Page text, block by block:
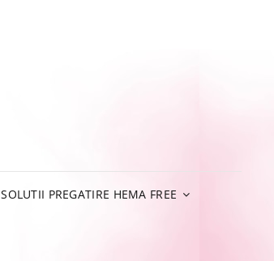
SOLUTII PREGATIRE HEMA FREE